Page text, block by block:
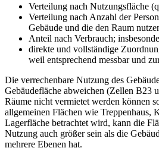
Verteilung nach Nutzungsfläche
Verteilung nach Anzahl der
Gebäude und die den Raum
Anteil nach Verbrauch;
direkte und vollständige
weil entsprechend messbar und
Die verrechenbare Nutzung des
Gebäudefläche abweichen (Zellen B23
Räume nicht vermietet werden können
allgemeinen Flächen wie Treppenhaus,
Lagerfläche betrachtet wird, kann die
Nutzung auch größer sein als die
mehrere Ebenen hat.